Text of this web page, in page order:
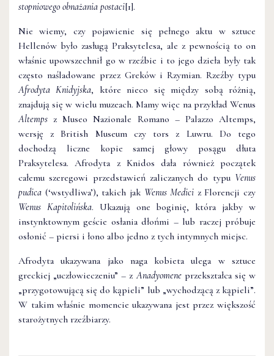
stopniowego obnażania postaci[1].
Nie wiemy, czy pojawienie się pełnego aktu w sztuce
Hellenów było zasługą Praksytelesa, ale z pewnością to on
właśnie upowszechnił go w rzeźbie i to jego dzieła były tak
często naśladowane przez Greków i Rzymian. Rzeźby typu
Afrodyta Knidyjska, które nieco się między sobą różnią,
znajdują się w wielu muzeach. Mamy więc na przykład Wenus
Altemps z Museo Nazionale Romano – Palazzo Altemps,
wersję z British Museum czy tors z Luwru. Do tego
dochodzą liczne kopie samej głowy posągu dłuta
Praksytelesa. Afrodyta z Knidos dała również początek
całemu szeregowi przedstawień zaliczanych do typu Venus
pudica (‘wstydliwa’), takich jak Wenus Medici z Florencji czy
Wenus Kapitolińska. Ukazują one boginię, która jakby w
instynktownym geście osłania dłońmi – lub raczej próbuje
osłonić – piersi i łono albo jedno z tych intymnych miejsc.
Afrodyta ukazywana jako naga kobieta ulega w sztuce
greckiej „uczłowieczeniu” – zAnadyomeneprzekształca się w
„przygotowującą się do kąpieli” lub „wychodzącą z kąpieli”.
W takim właśnie momencie ukazywana jest przez większość
starożytnych rzeźbiarzy.